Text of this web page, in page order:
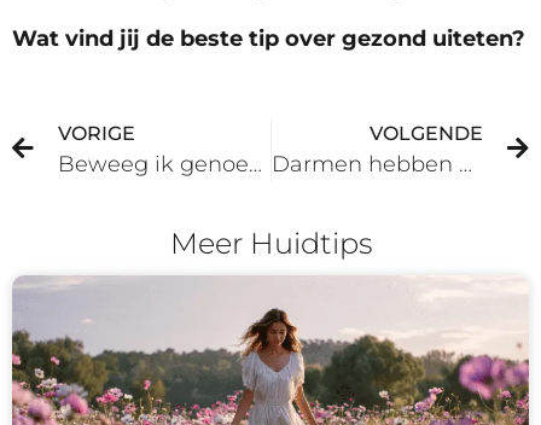
Wat vind jij de beste tip over gezond uiteten?
VORIGE
Beweeg ik genoeg voor een mooie huid?
VOLGENDE
Darmen hebben grote invloed op je huid
Meer Huidtips